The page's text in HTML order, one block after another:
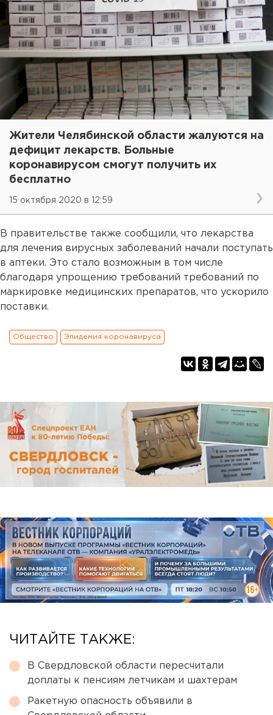
Жители Челябинской области жалуются на
дефицит лекарств. Больные
коронавирусом смогут получить их
бесплатно
15 октября 2020 в 12:59
В правительстве также сообщили, что лекарства
для лечения вирусных заболеваний начали поступать
в аптеки. Это стало возможным в том числе
благодаря упрощению требований требований по
маркировке медицинских препаратов, что ускорило
поставки.
Общество Эпидемия коронавируса
ЧИТАЙТЕ ТАКЖЕ:
В Свердловской области пересчитали
доплаты к пенсиям летчикам и шахтерам
Ракетную опасность объявили в